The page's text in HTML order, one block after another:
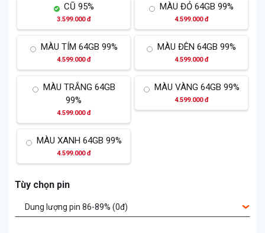
CŨ 95%
3.599.000 đ
MÀU ĐỎ 64GB 99%
4.599.000 đ
MÀU TÍM 64GB 99%
4.599.000 đ
MÀU ĐÊN 64GB 99%
4.599.000 đ
MÀU TRẮNG 64GB
99%
4.599.000 đ
MÀU VÀNG 64GB 99%
4.599.000 đ
MÀU XANH 64GB 99%
4.599.000 đ
Tùy chọn pin
Dung lượng pin 86-89% (0đ)